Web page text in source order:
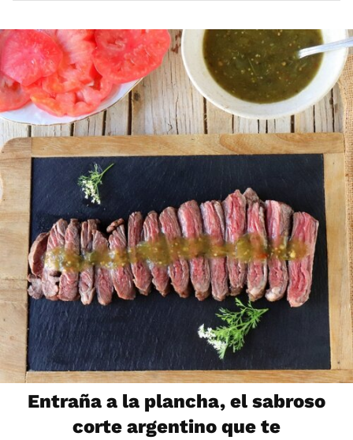
Entraña a la plancha, el sabroso
corte argentino que te